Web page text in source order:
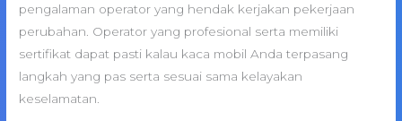
pengalaman operator yang hendak kerjakan pekerjaan
perubahan. Operator yang profesional serta memiliki
sertifikat dapat pasti kalau kaca mobil Anda terpasang
langkah yang pas serta sesuai sama kelayakan
keselamatan.